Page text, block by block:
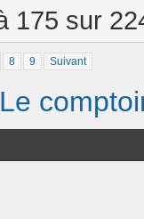
175 sur
8 9 Suivant
Le